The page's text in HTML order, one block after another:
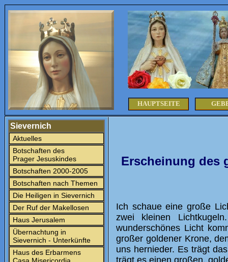
HAUPTSEITE
Sievernich
Aktuelles
Botschaften des
Prager Jesuskindes
Botschaften 2000-2005
Botschaften nach Themen
Die Heiligen in Sievernich
Der Ruf der Makellosen
Haus Jerusalem
Übernachtung in
Sievernich - Unterkünfte
Haus des Erbarmens
Erscheinung des
Ich schaue eine große
zwei kleinen
wunderschönes Licht
großer goldener Krone,
uns hernieder. Es trägt
trägt es einen großen,